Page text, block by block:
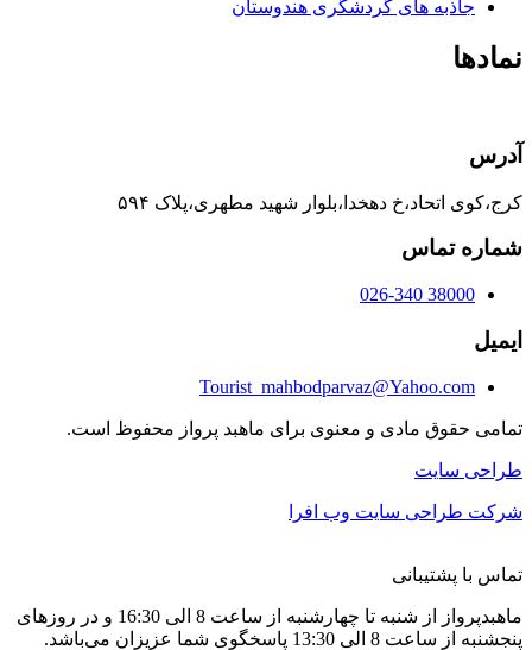
جاذبه های گردشگری هندوستان
نمادها
آدرس
کرج،کوی اتحاد،خ دهخدا،بلوار شهید مطهری،پلاک ۵۹۴
شماره تماس
38000 026-340
ایمیل
Tourist_mahbodparvaz@Yahoo.com
تمامی حقوق مادی و معنوی برای ماهبد پرواز محفوظ است.
طراحی سایت
شرکت طراحی سایت وب افرا
تماس با پشتیبانی
ماهبدپرواز از شنبه تا چهارشنبه از ساعت 8 الی 16:30 و در روزهای
پنجشنبه از ساعت 8 الی 13:30 پاسخگوی شما عزیزان می‌باشد.